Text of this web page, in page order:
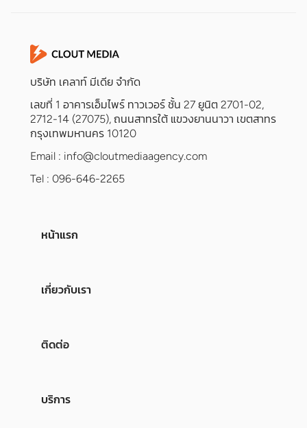
บริษัท เคลาท์ มีเดีย จำกัด
เลขที่ 1 อาคารเอ็มไพร์ ทาวเวอร์ ชั้น 27 ยูนิต 2701-02,
2712-14 (27075), ถนนสาทรใต้ แขวงยานนาวา เขตสาทร
กรุงเทพมหานคร 10120
Email : info@cloutmediaagency.com
Tel : 096-646-2265
หน้าแรก
เกี่ยวกับเรา
ติดต่อ
บริการ